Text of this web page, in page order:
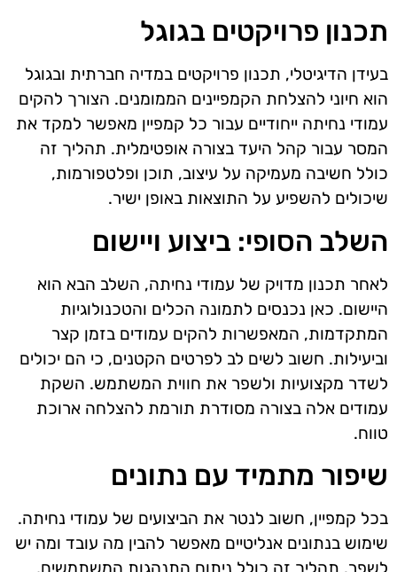
תכנון פרויקטים בגוגל
בעידן הדיגיטלי, תכנון פרויקטים במדיה חברתית ובגוגל
הוא חיוני להצלחת הקמפיינים הממומנים. הצורך להקים
עמודי נחיתה ייחודיים עבור כל קמפיין מאפשר למקד את
המסר עבור קהל היעד בצורה אופטימלית. תהליך זה
כולל חשיבה מעמיקה על עיצוב, תוכן ופלטפורמות,
שיכולים להשפיע על התוצאות באופן ישיר.
השלב הסופי: ביצוע ויישום
לאחר תכנון מדויק של עמודי נחיתה, השלב הבא הוא
היישום. כאן נכנסים לתמונה הכלים והטכנולוגיות
המתקדמות, המאפשרות להקים עמודים בזמן קצר
וביעילות. חשוב לשים לב לפרטים הקטנים, כי הם יכולים
לשדר מקצועיות ולשפר את חווית המשתמש. השקת
עמודים אלה בצורה מסודרת תורמת להצלחה ארוכת
טווח.
שיפור מתמיד עם נתונים
בכל קמפיין, חשוב לנטר את הביצועים של עמודי נחיתה.
שימוש בנתונים אנליטיים מאפשר להבין מה עובד ומה יש